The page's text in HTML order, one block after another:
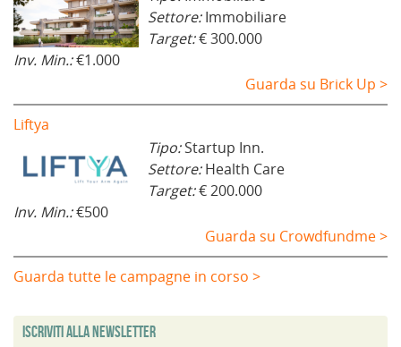
Settore:Immobiliare
Target:€ 300.000
Inv. Min.:€1.000
Guarda su Brick Up >
Liftya
Tipo:Startup Inn.
Settore:Health Care
Target:€ 200.000
Inv. Min.:€500
Guarda su Crowdfundme >
Guarda tutte le campagne in corso >
Iscriviti alla Newsletter